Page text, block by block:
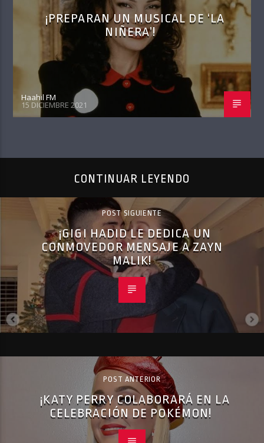
¡PREPARAN UN MUSICAL DE ‘LA
NIÑERA’!
Haahil FM
15 DICIEMBRE 2021
CONTINUAR LEYENDO
POST SIGUIENTE
¡GIGI HADID LE DEDICA UN
CONMOVEDOR MENSAJE A ZAYN
MALIK!
POST ANTERIOR
¡KATY PERRY COLABORARÁ EN LA
CELEBRACIÓN DE POKÉMON!